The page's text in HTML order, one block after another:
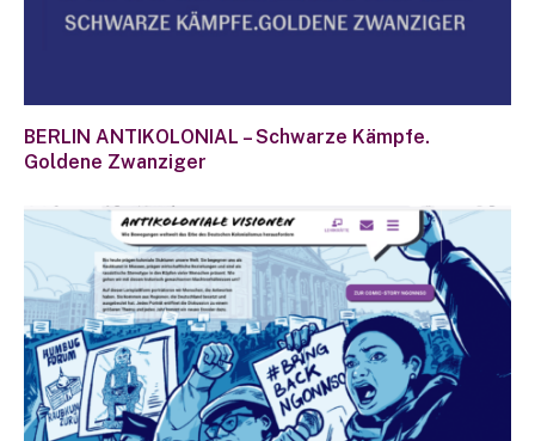
BERLIN ANTIKOLONIAL – Schwarze Kämpfe.
Goldene Zwanziger